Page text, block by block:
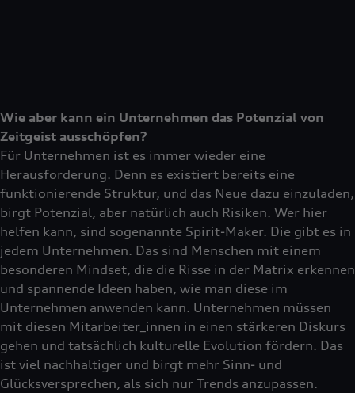
Wie aber kann ein Unternehmen das Potenzial von
Zeitgeist ausschöpfen?
Für Unternehmen ist es immer wieder eine
Herausforderung. Denn es existiert bereits eine
funktionierende Struktur, und das Neue dazu einzuladen,
birgt Potenzial, aber natürlich auch Risiken. Wer hier
helfen kann, sind sogenannte Spirit-Maker. Die gibt es in
jedem Unternehmen. Das sind Menschen mit einem
besonderen Mindset, die die Risse in der Matrix erkennen
und spannende Ideen haben, wie man diese im
Unternehmen anwenden kann. Unternehmen müssen
mit diesen Mitarbeiter_innen in einen stärkeren Diskurs
gehen und tatsächlich kulturelle Evolution fördern. Das
ist viel nachhaltiger und birgt mehr Sinn- und
Glücksversprechen, als sich nur Trends anzupassen.